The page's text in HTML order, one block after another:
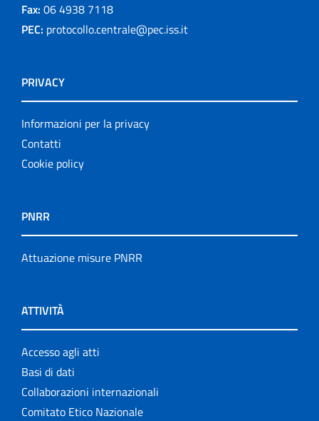
Fax: 06 4938 7118
PEC: protocollo.centrale@pec.iss.it
PRIVACY
Informazioni per la privacy
Contatti
Cookie policy
PNRR
Attuazione misure PNRR
ATTIVITÀ
Accesso agli atti
Basi di dati
Collaborazioni internazionali
Comitato Etico Nazionale